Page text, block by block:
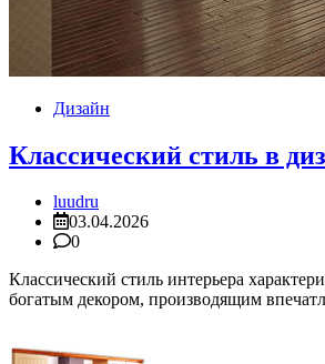
Дизайн
Классический стиль в
luudru
03.04.2026
0
Классический стиль интерьера
богатым декором, производящим